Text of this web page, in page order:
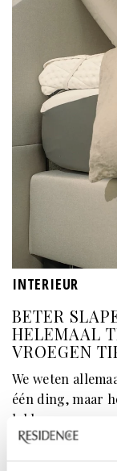
INTERIEUR
BETER
HELEMAAL
VROEGEN
We weten
één ding, maar
lekker en